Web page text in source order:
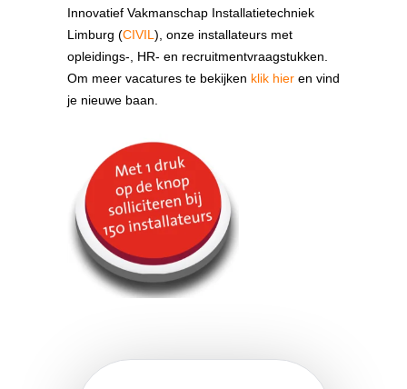
Innovatief Vakmanschap Installatietechniek
Limburg (CIVIL ), onze installateurs met
opleidings-, HR- en recruitmentvraagstukken.
Om meer vacatures te bekijken klik hier en vind
je nieuwe baan.